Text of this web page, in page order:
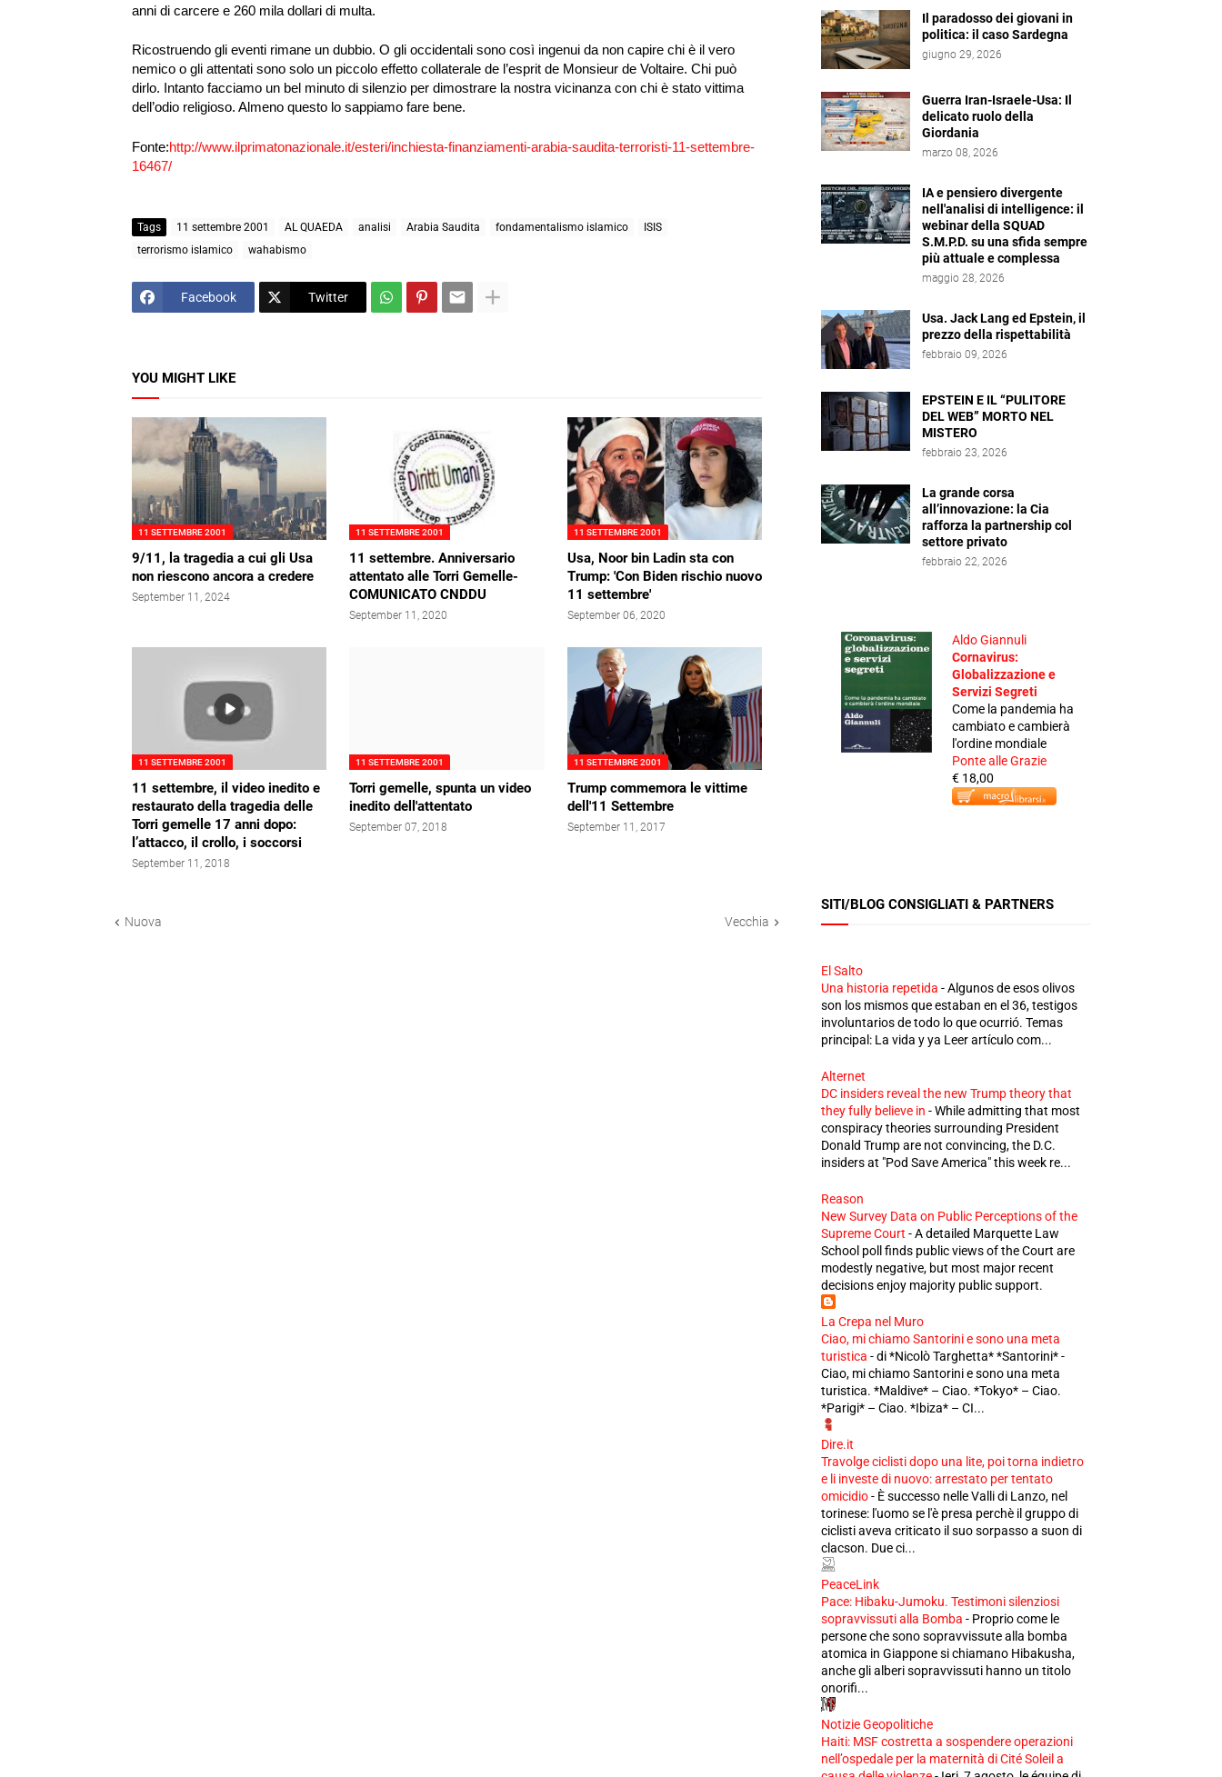
anni di carcere e 260 mila dollari di multa.
Ricostruendo gli eventi rimane un dubbio. O gli occidentali sono così ingenui da non capire chi è il vero
nemico o gli attentati sono solo un piccolo effetto collaterale de l’esprit de Monsieur de Voltaire. Chi può
dirlo. Intanto facciamo un bel minuto di silenzio per dimostrare la nostra vicinanza con chi è stato vittima
dell’odio religioso. Almeno questo lo sappiamo fare bene.
Fonte:http://www.ilprimatonazionale.it/esteri/inchiesta-finanziamenti-arabia-saudita-terroristi-11-settembre-
16467/
Tags 11 settembre 2001 AL QUAEDA analisi Arabia Saudita fondamentalismo islamico
ISIS
terrorismo islamico
wahabismo
Facebook Twitter
YOU MIGHT LIKE
11 SETTEMBRE 2001
9/11, la tragedia a cui gli Usa
non riescono ancora a credere
September 11, 2024
11 SETTEMBRE 2001
11 settembre. Anniversario
attentato alle Torri Gemelle-
COMUNICATO CNDDU
September 11, 2020
11 SETTEMBRE 2001
Usa, Noor bin Ladin sta con
Trump: 'Con Biden rischio nuovo
11 settembre'
September 06, 2020
11 SETTEMBRE 2001
11 settembre, il video inedito e
restaurato della tragedia delle
Torri gemelle 17 anni dopo:
l’attacco, il crollo, i soccorsi
September 11, 2018
11 SETTEMBRE 2001
Torri gemelle, spunta un video
inedito dell'attentato
September 07, 2018
11 SETTEMBRE 2001
Trump commemora le vittime
dell'11 Settembre
September 11, 2017
Nuova Vecchia
Il paradosso dei giovani in
politica: il caso Sardegna
giugno 29, 2026
Guerra Iran-Israele-Usa: Il
delicato ruolo della
Giordania
marzo 08, 2026
IA e pensiero divergente
nell'analisi di intelligence: il
webinar della SQUAD
S.M.P.D. su una sfida sempre
più attuale e complessa
maggio 28, 2026
Usa. Jack Lang ed Epstein, il
prezzo della rispettabilità
febbraio 09, 2026
EPSTEIN E IL “PULITORE
DEL WEB” MORTO NEL
MISTERO
febbraio 23, 2026
La grande corsa
all’innovazione: la Cia
rafforza la partnership col
settore privato
febbraio 22, 2026
Aldo Giannuli
Cornavirus:
Globalizzazione e
Servizi Segreti
Come la pandemia ha
cambiato e cambierà
l'ordine mondiale
Ponte alle Grazie
€ 18,00
SITI/BLOG CONSIGLIATI & PARTNERS
El Salto
Una historia repetida -Algunos de esos olivos
son los mismos que estaban en el 36, testigos
involuntarios de todo lo que ocurrió. Temas
principal: La vida y ya Leer artículo com...
Alternet
DC insiders reveal the new Trump theory that
they fully believe in -While admitting that most
conspiracy theories surrounding President
Donald Trump are not convincing, the D.C.
insiders at "Pod Save America" this week re...
Reason
New Survey Data on Public Perceptions of the
Supreme Court -A detailed Marquette Law
School poll finds public views of the Court are
modestly negative, but most major recent
decisions enjoy majority public support.
La Crepa nel Muro
Ciao, mi chiamo Santorini e sono una meta
turistica -di *Nicolò Targhetta* *Santorini* -
Ciao, mi chiamo Santorini e sono una meta
turistica. *Maldive* – Ciao. *Tokyo* – Ciao.
*Parigi* – Ciao. *Ibiza* – CI...
Dire.it
Travolge ciclisti dopo una lite, poi torna indietro
e li investe di nuovo: arrestato per tentato
omicidio- È successo nelle Valli di Lanzo, nel
torinese: l'uomo se l'è presa perchè il gruppo di
ciclisti aveva criticato il suo sorpasso a suon di
clacson. Due ci...
PeaceLink
Pace: Hibaku-Jumoku. Testimoni silenziosi
sopravvissuti alla Bomba - Proprio come le
persone che sono sopravvissute alla bomba
atomica in Giappone si chiamano Hibakusha,
anche gli alberi sopravvissuti hanno un titolo
onorifi...
Notizie Geopolitiche
Haiti: MSF costretta a sospendere operazioni
nell’ospedale per la maternità di Cité Soleil a